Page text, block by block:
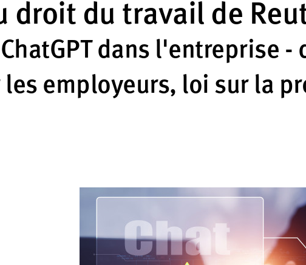
droit du travail de
dans l'entreprise -
employeurs, loi sur la